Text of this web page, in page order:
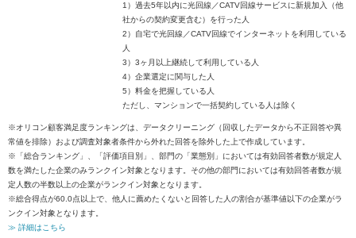
1）過去5年以内に光回線／CATV回線サービスに新規加入（他
社からの契約変更含む）を行った人
2）自宅で光回線／CATV回線でインターネットを利用している
人
3）3ヶ月以上継続して利用している人
4）企業選定に関与した人
5）料金を把握している人
ただし、マンションで一括契約している人は除く
※オリコン顧客満足度ランキングは、データクリーニング（回収したデータから不正回答や異
常値を排除）および調査対象者条件から外れた回答を除外した上で作成しています。
※「総合ランキング」、「評価項目別」、部門の「業態別」においては有効回答者数が規定人
数を満たした企業のみランクイン対象となります。その他の部門においては有効回答者数が規
定人数の半数以上の企業がランクイン対象となります。
※総合得点が60.0点以上で、他人に薦めたくないと回答した人の割合が基準値以下の企業がラ
ンクイン対象となります。
≫ 詳細はこちら